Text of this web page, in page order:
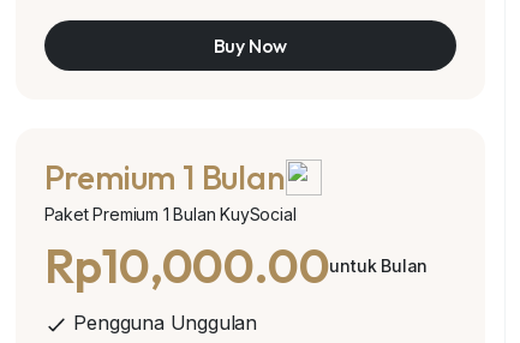
Buy Now
Premium 1 Bulan
Paket Premium 1 Bulan KuySocial
Rp10,000.00untuk Bulan
Pengguna Unggulan